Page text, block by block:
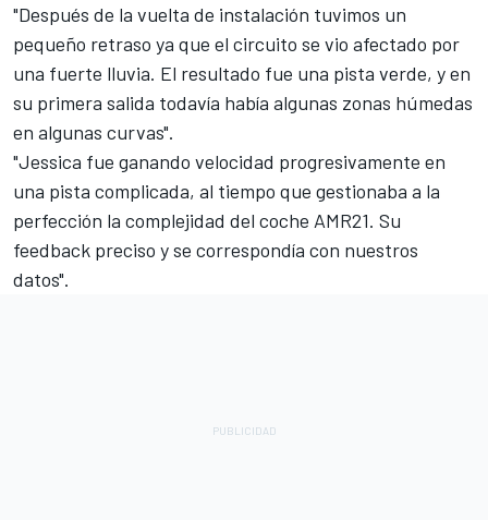
"Después de la vuelta de instalación tuvimos un
pequeño retraso ya que el circuito se vio afectado por
una fuerte lluvia. El resultado fue una pista verde, y en
su primera salida todavía había algunas zonas húmedas
en algunas curvas".
"Jessica fue ganando velocidad progresivamente en
una pista complicada, al tiempo que gestionaba a la
perfección la complejidad del coche AMR21. Su
feedback preciso y se correspondía con nuestros
datos".